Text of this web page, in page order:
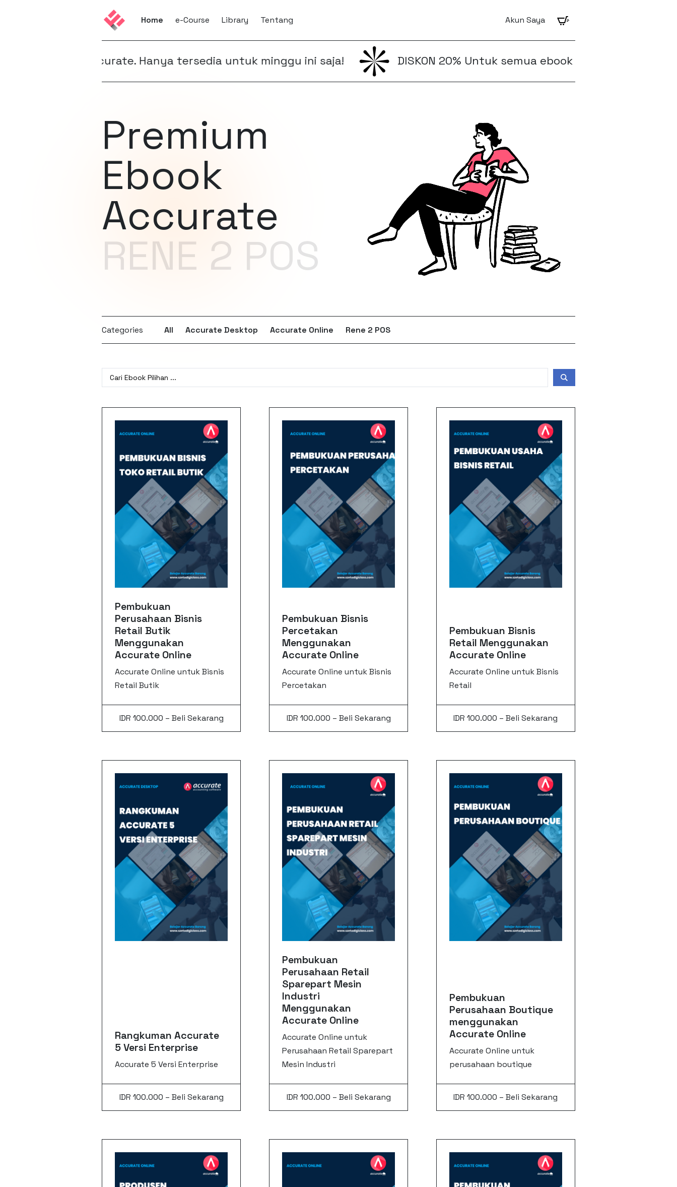
Home e-Course Library Tentang Akun Saya
Accurate. Hanya tersedia untuk minggu ini saja! DISKON 20% Untuk semua ebook Accurate. Hanya tersedia
Premium
Ebook
Accurate
RENE 2 POS
Categories All Accurate Desktop Accurate Online Rene 2 POS
Search
…
Pembukuan
Perusahaan Bisnis
Retail Butik
Menggunakan
Accurate Online
Accurate Online untuk Bisnis
Retail Butik
IDR 100.000 – Beli Sekarang
Pembukuan Bisnis
Percetakan
Menggunakan
Accurate Online
Accurate Online untuk Bisnis
Percetakan
IDR 100.000 – Beli Sekarang
Pembukuan Bisnis
Retail Menggunakan
Accurate Online
Accurate Online untuk Bisnis
Retail
IDR 100.000 – Beli Sekarang
Rangkuman Accurate
5 Versi Enterprise
Accurate 5 Versi Enterprise
IDR 100.000 – Beli Sekarang
Pembukuan
Perusahaan Retail
Sparepart Mesin
Industri
Menggunakan
Accurate Online
Accurate Online untuk
Perusahaan Retail Sparepart
Mesin Industri
IDR 100.000 – Beli Sekarang
Pembukuan
Perusahaan Boutique
menggunakan
Accurate Online
Accurate Online untuk
perusahaan boutique
IDR 100.000 – Beli Sekarang